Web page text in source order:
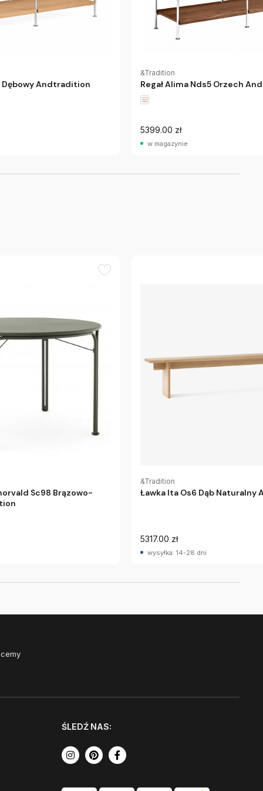
Dębowy Andtradition
&Tradition
Regał Alima Nds5 Orzech
5399.00 zł
w magazynie
Sc98 Brązowo-
&Tradition
Ławka Ita Os6 Dąb
5317.00 zł
wysyłka: 14-28 dni
ŚLEDŹ NAS: